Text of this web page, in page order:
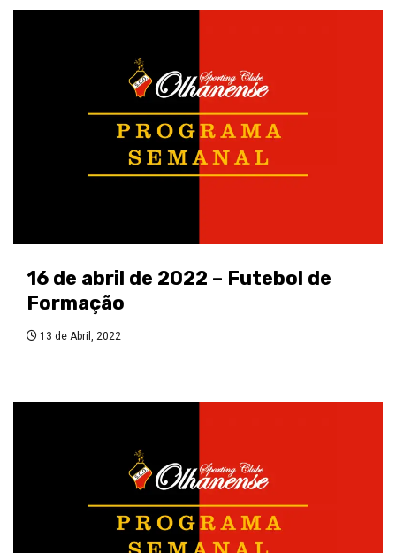
16 de abril de 2022 – Futebol de
Formação
13 de Abril, 2022